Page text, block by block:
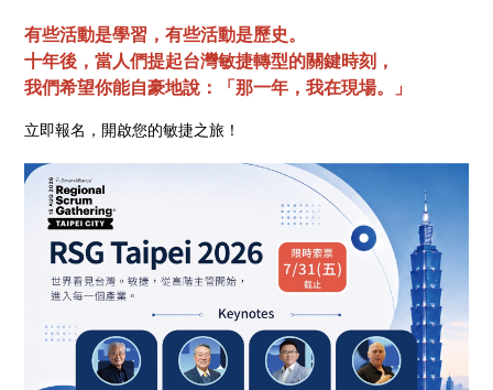
有些活動是學習，有些活動是歷史。
十年後，當人們提起台灣敏捷轉型的關鍵時刻，
我們希望你能自豪地說：「那一年，我在現場。」
立即報名，開啟您的敏捷之旅！